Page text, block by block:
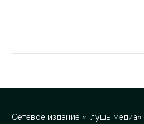
Сетевое издание «Глушь медиа»